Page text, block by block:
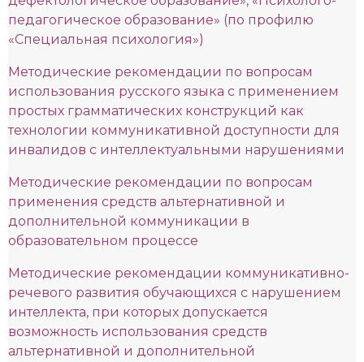
педагогическое образование» (по профилю
«Специальная психология»)
Методические рекомендации по вопросам
использования русского языка с применением
простых грамматических конструкций как
технологии коммуникативной доступности для
инвалидов с интеллектуальными нарушениями
Методические рекомендации по вопросам
применения средств альтернативной и
дополнительной коммуникации в
образовательном процессе
Методические рекомендации коммуникативно-
речевого развития обучающихся с нарушением
интеллекта, при которых допускается
возможность использования средств
альтернативной и дополнительной